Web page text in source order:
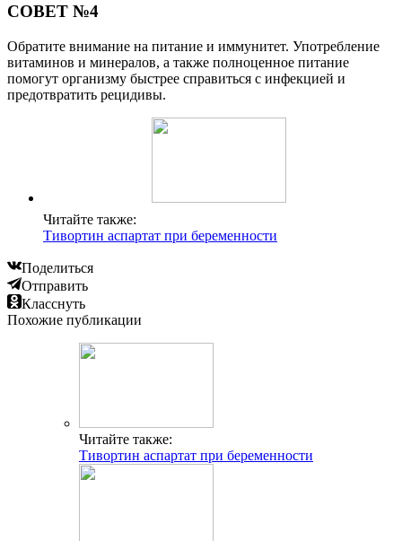
СОВЕТ №4
Обратите внимание на питание и иммунитет. Употребление
витаминов и минералов, а также полноценное питание
помогут организму быстрее справиться с инфекцией и
предотвратить рецидивы.
Читайте также:
Тивортин аспартат при беременности
Поделиться
Отправить
Класснуть
Похожие публикации
Читайте также:
Тивортин аспартат при беременности